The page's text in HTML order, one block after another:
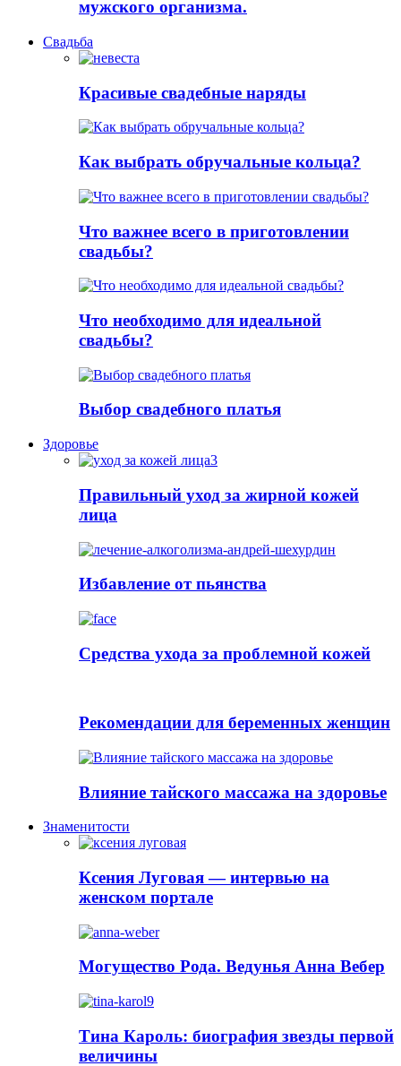
мужского организма.
Свадьба
Красивые свадебные наряды
Как выбрать обручальные кольца?
Что важнее всего в приготовлении
свадьбы?
Что необходимо для идеальной
свадьбы?
Выбор свадебного платья
Здоровье
Правильный уход за жирной кожей
лица
Избавление от пьянства
Cредства ухода за проблемной кожей
Рекомендации для беременных женщин
Влияние тайского массажа на здоровье
Знаменитости
Ксения Луговая — интервью на
женском портале
Могущество Рода. Ведунья Анна Вебер
Тина Кароль: биография звезды первой
величины